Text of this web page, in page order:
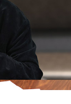
。暦の解釈には
安として参考に
メージを持つ人も
大の特徴です。
、午後は控えめ